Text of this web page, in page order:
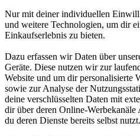
Nur mit deiner individuellen
und weitere Technologien, um dir
Einkaufserlebnis zu bieten.
Dazu erfassen wir Daten über
Geräte. Diese nutzen wir zur
Website und um dir personalisierte
sowie zur Analyse der
deine verschlüsselten Daten mit
dir über deren Online-Werbekanäle
du deren Dienste bereits selbst nutzt.